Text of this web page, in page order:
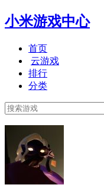
小米游戏中心
首页
云游戏
排行
分类